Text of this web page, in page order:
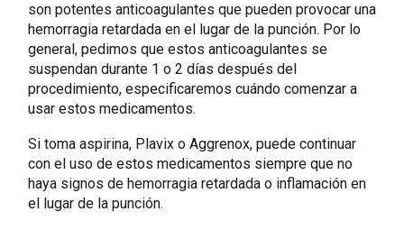
son potentes anticoagulantes que pueden provocar una
hemorragia retardada en el lugar de la punción. Por lo
general, pedimos que estos anticoagulantes se
suspendan durante 1 o 2 días después del
procedimiento, especificaremos cuándo comenzar a
usar estos medicamentos.
Si toma aspirina, Plavix o Aggrenox, puede continuar
con el uso de estos medicamentos siempre que no
haya signos de hemorragia retardada o inflamación en
el lugar de la punción.